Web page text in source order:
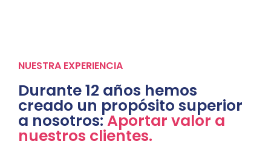
NUESTRA EXPERIENCIA
Durante 12 años hemos
creado un propósito superior
a nosotros:Aportar valor a
nuestros clientes.